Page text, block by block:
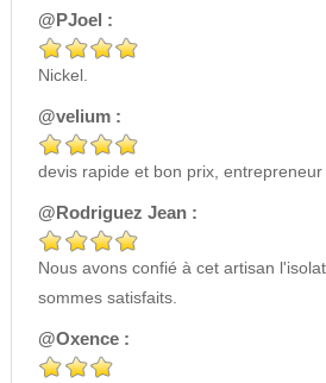
@PJoel :
Nickel.
@velium :
devis rapide et bon prix, entrepreneur
@Rodriguez Jean :
Nous avons confié à cet artisan
sommes satisfaits.
@Oxence :